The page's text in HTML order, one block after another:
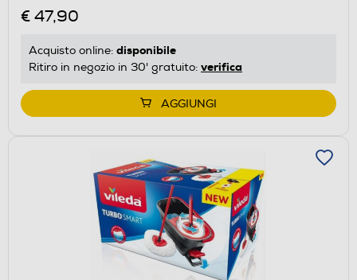
€ 47,90
Acquisto online: disponibile
Ritiro in negozio in 30' gratuito: verifica
AGGIUNGI